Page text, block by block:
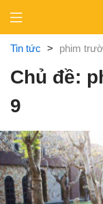
content
Tin tức > phim
Chủ đề:
9